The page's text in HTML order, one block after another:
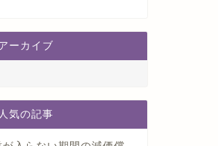
ーカイブ
人気の記事